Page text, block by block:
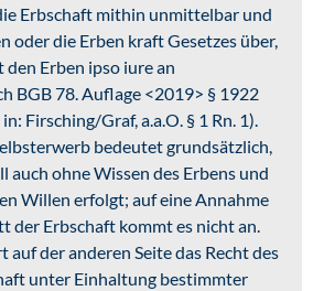
Erbschaft mithin unmittelbar und
oder die Erben kraft Gesetzes über,
den Erben ipso iure an
BGB 78. Auflage <2019> § 1922
Firsching/Graf, a.a.O. § 1 Rn. 1).
bedeutet grundsätzlich,
auch ohne Wissen des Erbens und
Willen erfolgt; auf eine Annahme
der Erbschaft kommt es nicht an.
der anderen Seite das Recht des
unter Einhaltung bestimmter